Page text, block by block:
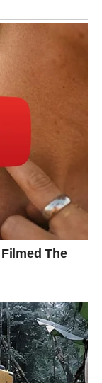
sve ovo
trudom,
vrati više nego